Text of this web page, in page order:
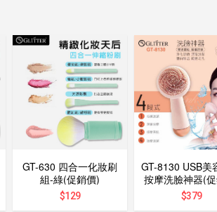
GT-630 四合一化妝刷
組-綠(促銷價)
$129
GT-8130 USB美
按摩洗臉神器(
$379